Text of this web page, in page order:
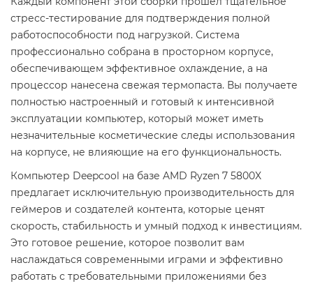
стресс-тестирование для подтверждения полной
работоспособности под нагрузкой. Система
профессионально собрана в просторном корпусе,
обеспечивающем эффективное охлаждение, а на
процессор нанесена свежая термопаста. Вы получаете
полностью настроенный и готовый к интенсивной
эксплуатации компьютер, который может иметь
незначительные косметические следы использования
на корпусе, не влияющие на его функциональность.
Компьютер Deepcool на базе AMD Ryzen 7 5800X
предлагает исключительную производительность для
геймеров и создателей контента, которые ценят
скорость, стабильность и умный подход к инвестициям.
Это готовое решение, которое позволит вам
наслаждаться современными играми и эффективно
работать с требовательными приложениями без